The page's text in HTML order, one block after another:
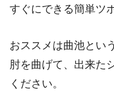
すぐにできる簡単ツ
おススメは曲池とい
肘を曲げて、出来た
ください。